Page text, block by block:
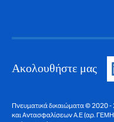
Ακολουθήστε μας
Πνευματικά δικαιώματα © 2020
και Αντασφαλίσεων Α.Ε (αρ.